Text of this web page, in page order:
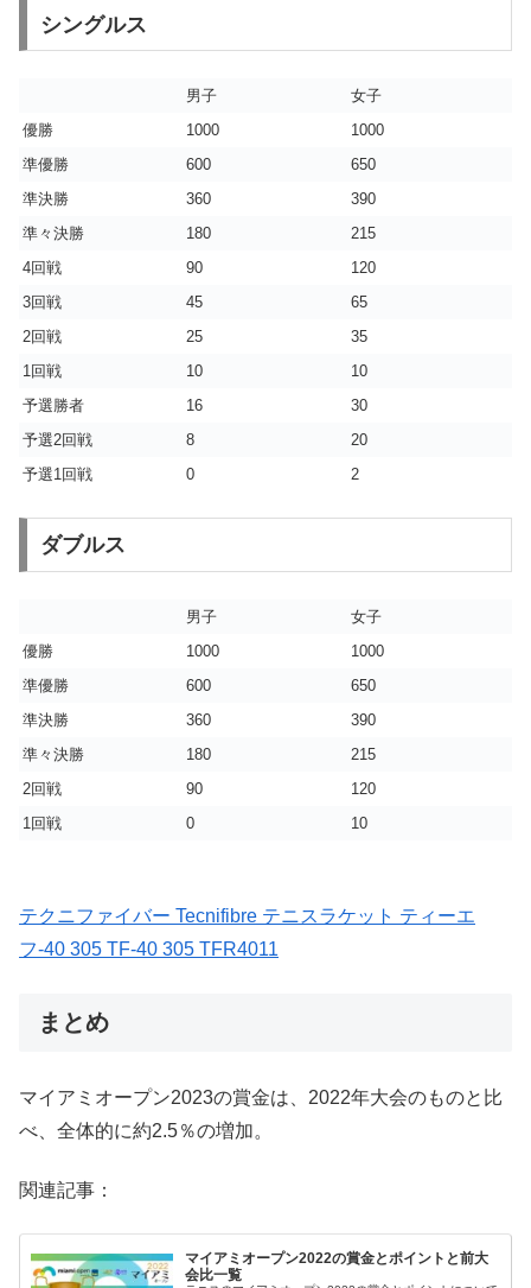
シングルス
男子
女子
優勝
1000
1000
準優勝
600
650
準決勝
360
390
準々決勝
180
215
4回戦
90
120
3回戦
45
65
2回戦
25
35
1回戦
10
10
予選勝者
16
30
予選2回戦
8
20
予選1回戦
0 2
ダブルス
男子
女子
優勝
1000
1000
準優勝
600
650
準決勝
360
390
準々決勝
180
215
2回戦
90
120
1回戦
0 10
テクニファイバー Tecnifibre テニスラケット ティーエ
フ-40 305 TF-40 305 TFR4011
まとめ
マイアミオープン2023の賞金は、2022年大会のものと比
べ、全体的に約2.5％の増加。
関連記事：
マイアミオープン2022の賞金とポイントと前大
会比一覧